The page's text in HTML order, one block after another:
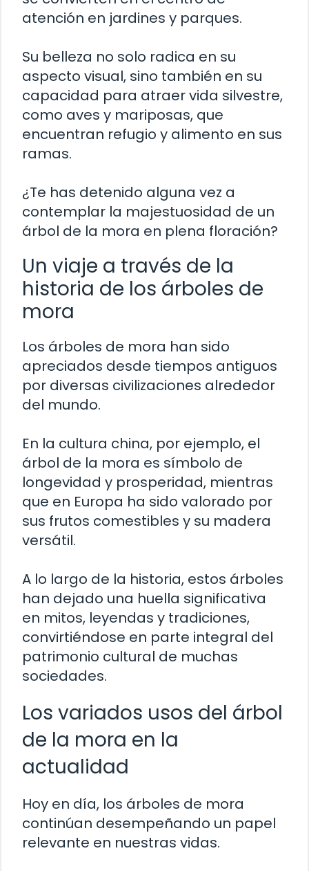
atención en jardines y parques.
Su belleza no solo radica en su
aspecto visual, sino también en su
capacidad para atraer vida silvestre,
como aves y mariposas, que
encuentran refugio y alimento en sus
ramas.
¿Te has detenido alguna vez a
contemplar la majestuosidad de un
árbol de la mora en plena floración?
Un viaje a través de la
historia de los árboles de
mora
Los árboles de mora han sido
apreciados desde tiempos antiguos
por diversas civilizaciones alrededor
del mundo.
En la cultura china, por ejemplo, el
árbol de la mora es símbolo de
longevidad y prosperidad, mientras
que en Europa ha sido valorado por
sus frutos comestibles y su madera
versátil.
A lo largo de la historia, estos árboles
han dejado una huella significativa
en mitos, leyendas y tradiciones,
convirtiéndose en parte integral del
patrimonio cultural de muchas
sociedades.
Los variados usos del árbol
de la mora en la
actualidad
Hoy en día, los árboles de mora
continúan desempeñando un papel
relevante en nuestras vidas.